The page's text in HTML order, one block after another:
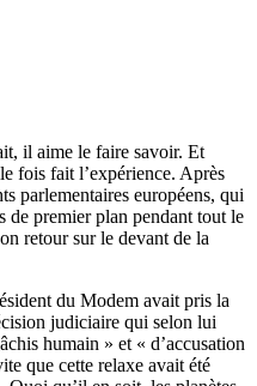
il aime le faire savoir. Et
fois fait l’expérience. Après
parlementaires européens, qui
de premier plan pendant tout le
retour sur le devant de la
du Modem avait pris la
judiciaire qui selon lui
humain » et « d’accusation
que cette relaxe avait été